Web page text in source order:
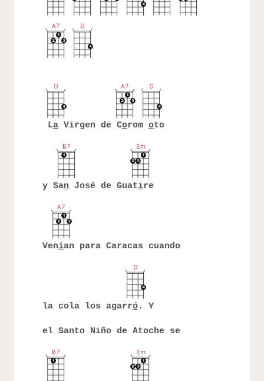
LaVirgen de Coromoto
y San José de Guatire
Venían para Caracas cuando
la cola los agarró. Y
el Santo Niño de Atoche se